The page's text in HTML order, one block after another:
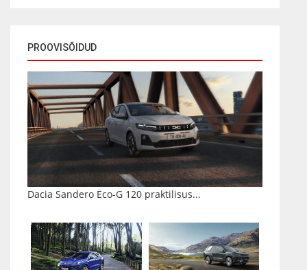
PROOVISÕIDUD
Dacia Sandero Eco-G 120 praktilisus...